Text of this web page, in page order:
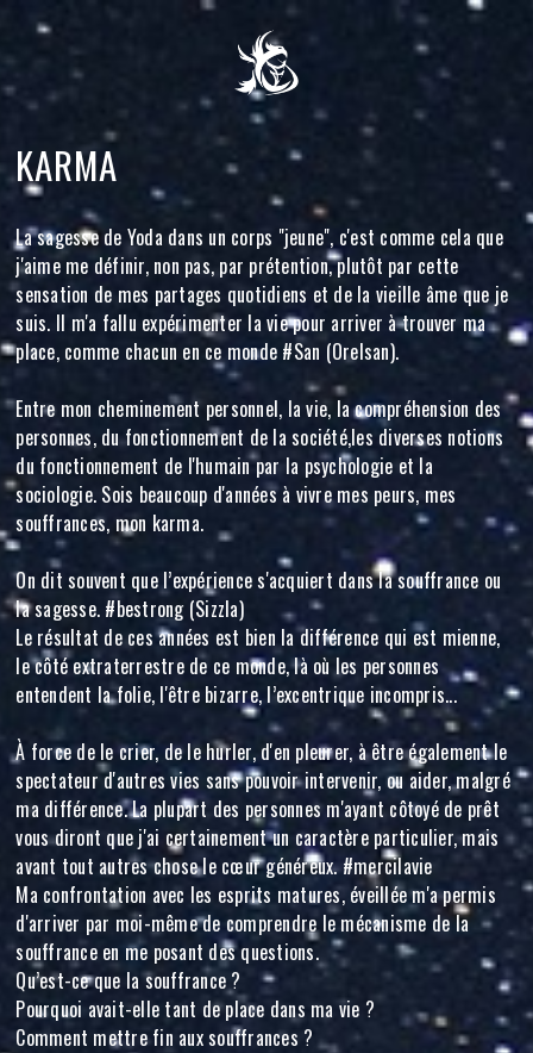
KARMA
La sagesse de Yoda dans un corps "jeune", c'est comme cela que
j'aime me définir, non pas, par prétention, plutôt par cette
sensation de mes partages quotidiens et de la vieille âme que je
suis. Il m'a fallu expérimenter la vie pour arriver à trouver ma
place, comme chacun en ce monde #San (Orelsan).
Entre mon cheminement personnel, la vie, la compréhension des
personnes, du fonctionnement de la société,les diverses notions
du fonctionnement de l'humain par la psychologie et la
sociologie. Sois beaucoup d'années à vivre mes peurs, mes
souffrances, mon karma.
On dit souvent que l’expérience s'acquiert dans la souffrance ou
la sagesse. #bestrong (Sizzla)
Le résultat de ces années est bien la différence qui est mienne,
le côté extraterrestre de ce monde, là où les personnes
entendent la folie, l'être bizarre, l’excentrique incompris...
À force de le crier, de le hurler, d'en pleurer, à être également le
spectateur d'autres vies sans pouvoir intervenir, ou aider, malgré
ma différence. La plupart des personnes m'ayant côtoyé de prêt
vous diront que j'ai certainement un caractère particulier, mais
avant tout autres chose le cœur généreux. #mercilavie
Ma confrontation avec les esprits matures, éveillée m'a permis
d'arriver par moi-même de comprendre le mécanisme de la
souffrance en me posant des questions.
Qu’est-ce que la souffrance ?
Pourquoi avait-elle tant de place dans ma vie ?
Comment mettre fin aux souffrances ?